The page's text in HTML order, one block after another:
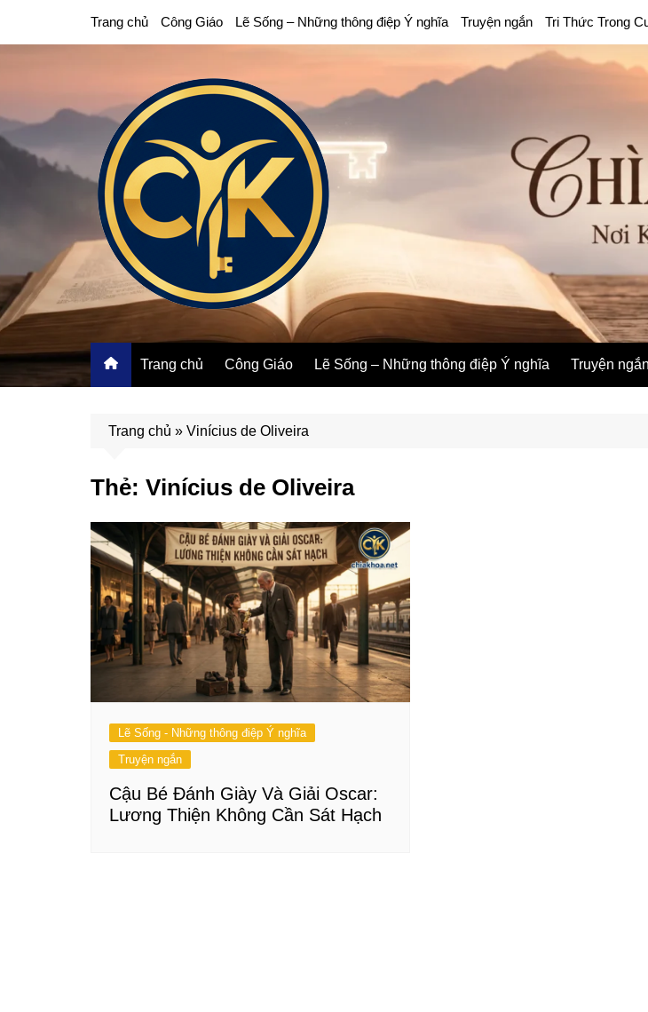
Trang chủ Công Giáo Lẽ Sống – Những thông điệp Ý nghĩa Truyện ngắn Tri Thức Trong
Trang chủ Công Giáo Lẽ Sống – Những thông điệp Ý nghĩa Truyện ngắn
Trang chủ » Vinícius de Oliveira
Thẻ: Vinícius de Oliveira
Lẽ Sống - Những thông điệp Ý nghĩa
Truyện ngắn
Cậu Bé Đánh Giày Và Giải Oscar:
Lương Thiện Không Cần Sát Hạch